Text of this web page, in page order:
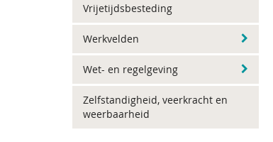
Vrijetijdsbesteding
Werkvelden
Wet- en regelgeving
Zelfstandigheid, veerkracht en
weerbaarheid